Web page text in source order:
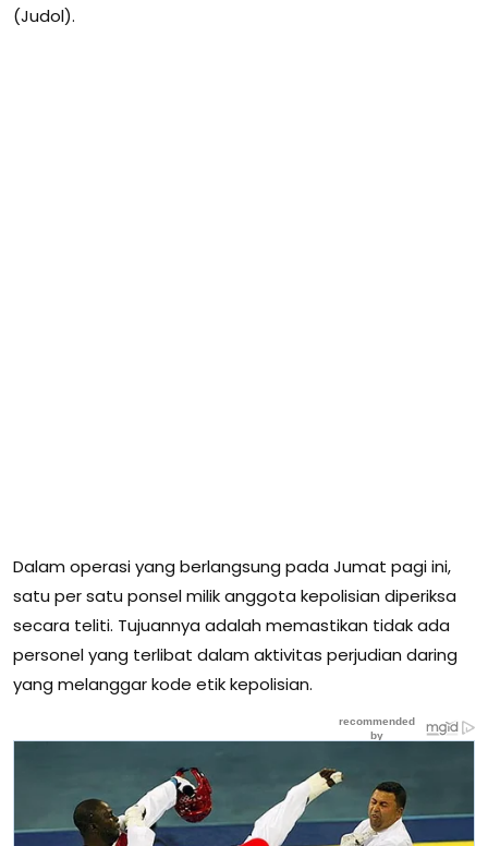
(Judol).
Dalam operasi yang berlangsung pada Jumat pagi ini,
satu per satu ponsel milik anggota kepolisian diperiksa
secara teliti. Tujuannya adalah memastikan tidak ada
personel yang terlibat dalam aktivitas perjudian daring
yang melanggar kode etik kepolisian.